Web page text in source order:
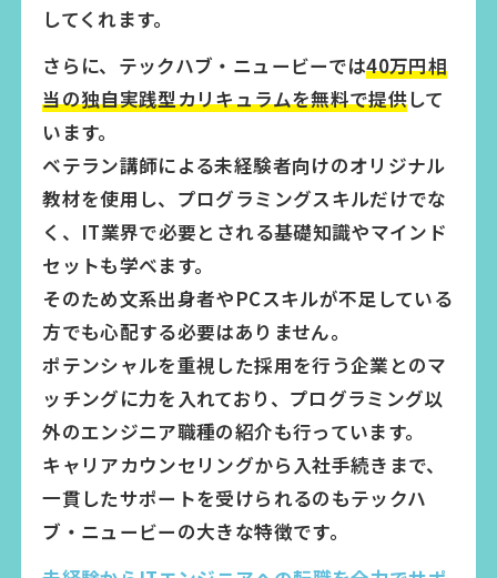
してくれます。
さらに、テックハブ・ニュービーでは40万円相
当の独自実践型カリキュラムを無料で提供して
います。
ベテラン講師による未経験者向けのオリジナル
教材を使用し、プログラミングスキルだけでな
く、IT業界で必要とされる基礎知識やマインド
セットも学べます。
そのため文系出身者やPCスキルが不足している
方でも心配する必要はありません。
ポテンシャルを重視した採用を行う企業とのマ
ッチングに力を入れており、プログラミング以
外のエンジニア職種の紹介も行っています。
キャリアカウンセリングから入社手続きまで、
一貫したサポートを受けられるのもテックハ
ブ・ニュービーの大きな特徴です。